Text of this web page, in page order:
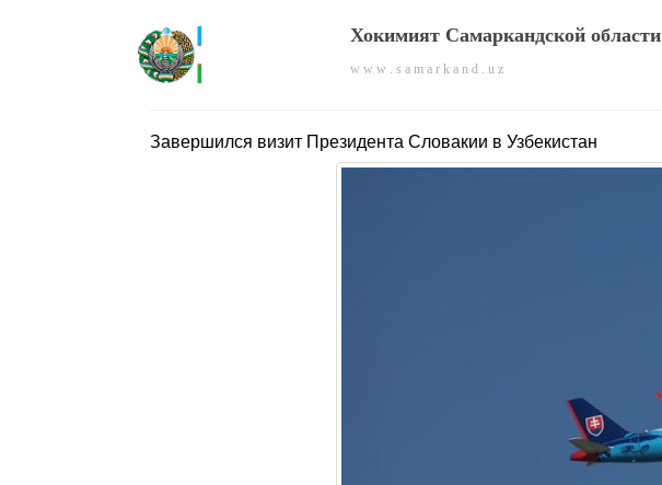
Хокимият Самаркандской области
w w w . s a m a r k a n d . u z
Завершился визит Президента Словакии в Узбекистан